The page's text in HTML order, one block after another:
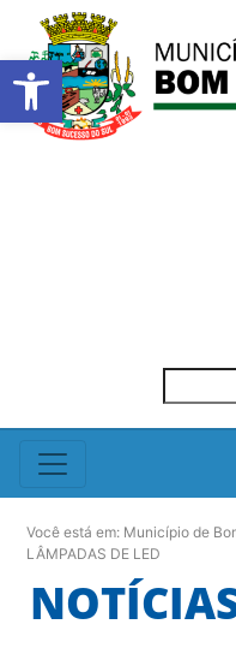
Barra de
Você está em: Município de
LÂMPADAS DE LED